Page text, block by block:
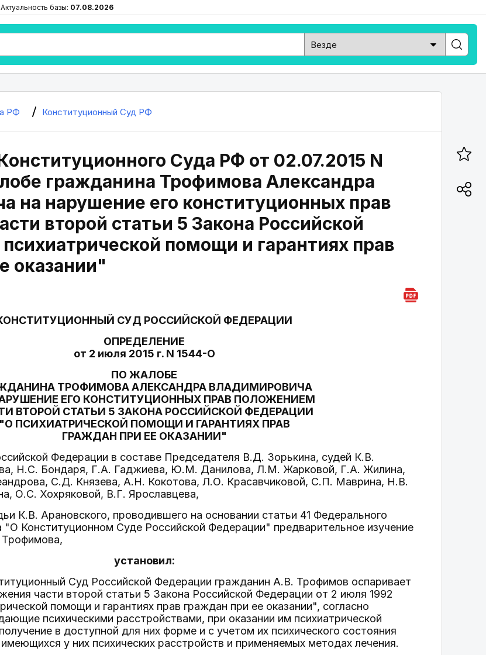
Актуальность базы: 07.08.2026
РФ Конституционный Суд РФ
Суда РФ от 02.07.2015 N
гражданина Трофимова Александра
на нарушение его конституционных прав
второй статьи 5 Закона Российской
помощи и гарантиях прав
оказании"
СУД РОССИЙСКОЙ ФЕДЕРАЦИИ
ОПРЕДЕЛЕНИЕ
от 2 июля 2015 г. N 1544-О
ПО ЖАЛОБЕ
ТРОФИМОВА АЛЕКСАНДРА ВЛАДИМИРОВИЧА
ЕГО КОНСТИТУЦИОННЫХ ПРАВ ПОЛОЖЕНИЕМ
ВТОРОЙ СТАТЬИ 5 ЗАКОНА РОССИЙСКОЙ ФЕДЕРАЦИИ
"О ПСИХИАТРИЧЕСКОЙ ПОМОЩИ И ГАРАНТИЯХ ПРАВ
ГРАЖДАН ПРИ ЕЕ ОКАЗАНИИ"
Федерации в составе Председателя В.Д. Зорькина, судей К.В.
Н.С. Бондаря, Г.А. Гаджиева, Ю.М. Данилова, Л.М. Жарковой, Г.А. Жилина,
С.Д. Князева, А.Н. Кокотова, Л.О. Красавчиковой, С.П. Маврина, Н.В.
О.С. Хохряковой, В.Г. Ярославцева,
К.В. Арановского, проводившего на основании статьи 41 Федерального
"О Конституционном Суде Российской Федерации" предварительное изучение
установил:
Суд Российской Федерации гражданин А.В. Трофимов оспаривает
части второй статьи 5 Закона Российской Федерации от 2 июля 1992
помощи и гарантиях прав граждан при ее оказании", согласно
психическими расстройствами, при оказании им психиатрической
в доступной для них форме и с учетом их психического состояния
у них психических расстройств и применяемых методах лечения.